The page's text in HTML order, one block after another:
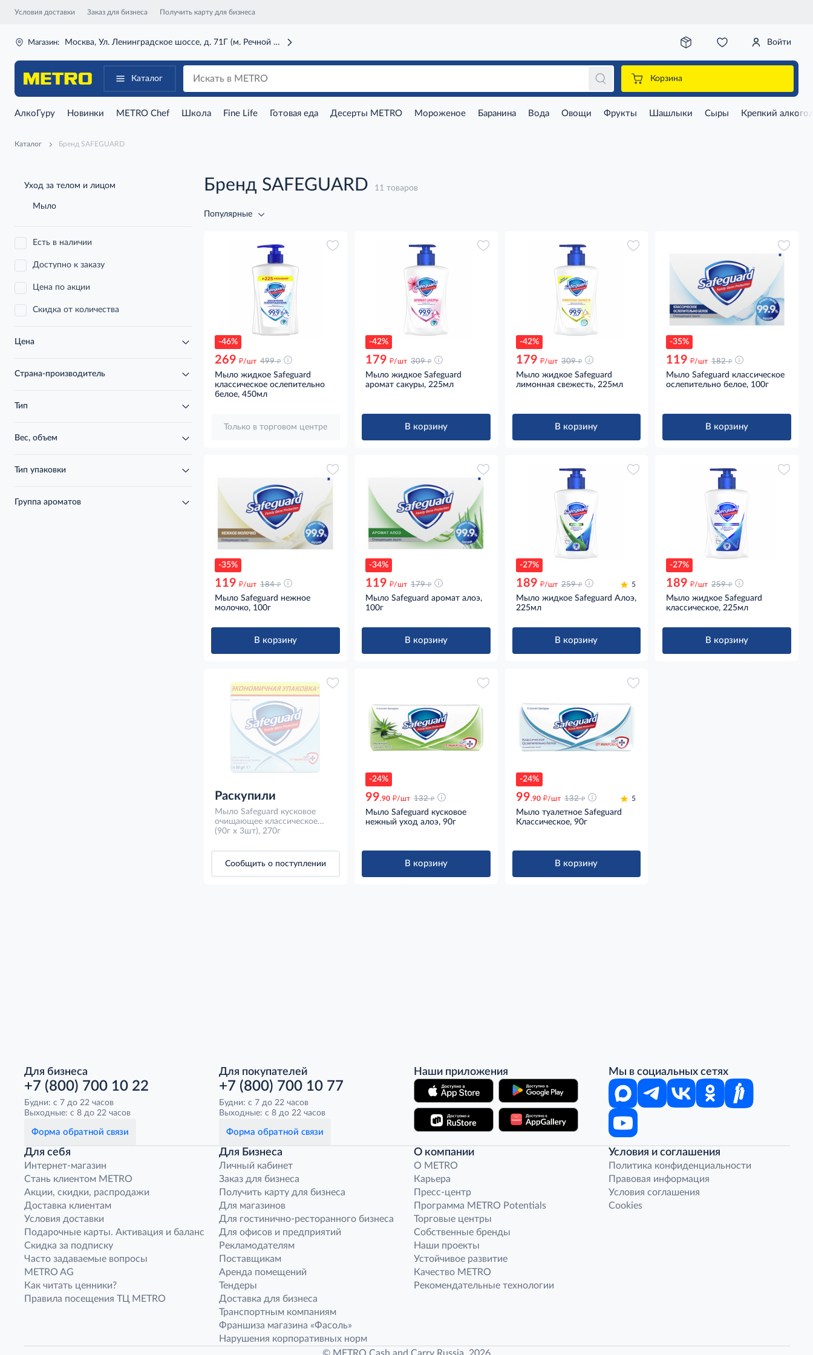
Условия доставки Заказ для бизнеса Получить карту для бизнеса
Магазин: Москва, Ул. Ленинградское шоссе, д. 71Г (м. Речной вокзал) Войти
Каталог Корзина
АлкоГуру Новинки METRO Chef Школа Fine Life Готовая еда Десерты METRO Мороженое Баранина Вода Овощи Фрукты Шашлыки Сыры Крепкий
Каталог Бренд SAFEGUARD
Уход за телом и лицом
Мыло
Есть в наличии
Доступно к заказу
Цена по акции
Скидка от количества
Цена
Страна-производитель
Тип
Вес, объем
Тип упаковки
Группа ароматов
Бренд SAFEGUARD 11 товаров
Популярные
-46%
269 д/шт 499 д
Мыло жидкое Safeguard
классическое ослепительно
белое, 450мл
Только в торговом центре
-42%
179 д/шт 309 д
Мыло жидкое Safeguard
аромат сакуры, 225мл
В корзину
-42%
179 д/шт 309 д
Мыло жидкое Safeguard
лимонная свежесть, 225мл
В корзину
-35%
119 д/шт 182 д
Мыло Safeguard классическое
ослепительно белое, 100г
В корзину
-35%
119 д/шт 184 д
Мыло Safeguard нежное
молочко, 100г
В корзину
-34%
119 д/шт 179 д
Мыло Safeguard аромат алоэ,
100г
В корзину
-27%
189 д/шт 259 д 5
Мыло жидкое Safeguard Алоэ,
225мл
В корзину
-27%
189 д/шт 259 д
Мыло жидкое Safeguard
классическое, 225мл
В корзину
Раскупили
Мыло Safeguard кусковое
очищающее классическое
ослепительно белое (90г x
(90г x 3шт), 270г
Сообщить о поступлении
-24%
99.90 д/шт 132 д
Мыло Safeguard кусковое
нежный уход алоэ, 90г
В корзину
-24%
99.90 д/шт 132 д 5
Мыло туалетное Safeguard
Классическое, 90г
В корзину
Для бизнеса
+7 (800) 700 10 22
Будни: с 7 до 22 часов
Выходные: с 8 до 22 часов
Форма обратной связи
Для покупателей
+7 (800) 700 10 77
Будни: с 7 до 22 часов
Выходные: с 8 до 22 часов
Форма обратной связи
Наши приложения Мы в социальных сетях
Для себя
Интернет-магазин
Стань клиентом METRO
Акции, скидки, распродажи
Доставка клиентам
Условия доставки
Подарочные карты. Активация и баланс
Скидка за подписку
Часто задаваемые вопросы
METRO AG
Как читать ценники?
Правила посещения ТЦ METRO
Для Бизнеса
Личный кабинет
Заказ для бизнеса
Получить карту для бизнеса
Для магазинов
Для гостинично-ресторанного бизнеса
Для офисов и предприятий
Рекламодателям
Поставщикам
Аренда помещений
Тендеры
Доставка для бизнеса
Транспортным компаниям
Франшиза магазина «Фасоль»
Нарушения корпоративных норм
О компании
O METRO
Карьера
Пресс-центр
Программа METRO Potentials
Торговые центры
Собственные бренды
Наши проекты
Устойчивое развитие
Качество METRO
Рекомендательные технологии
Условия и соглашения
Политика конфиденциальности
Правовая информация
Условия соглашения
Cookies